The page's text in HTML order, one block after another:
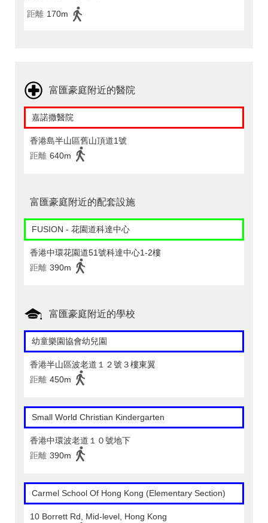
距離 170m
富匯豪庭附近的醫院
嘉諾撒醫院
香港島半山區舊山頂道1號
距離 640m
富匯豪庭附近的配套設施
FUSION - 花園道科達中心
香港中環花園道51號科達中心1-2樓
距離 390m
富匯豪庭附近的學校
幼童樂園協會幼兒園
香港半山區波老道１２號３樓東翼
距離 450m
Small World Christian Kindergarten
香港中環波老道１０號地下
距離 390m
Carmel School Of Hong Kong (Elementary Section)
10 Borrett Rd, Mid-level, Hong Kong